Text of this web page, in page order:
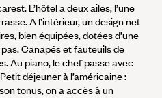
L’hôtel a deux ailes, l’une
A l’intérieur, un design net
bien équipées, dotées d’une
Canapés et fauteuils de
Au piano, le chef passe avec
déjeuner à l’américaine :
tonus, on a accès à un